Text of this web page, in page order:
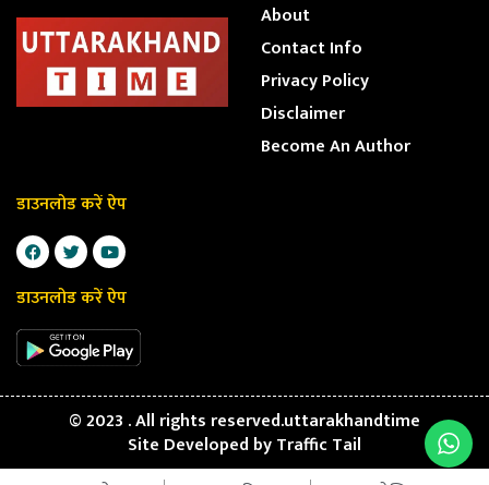
About
Contact Info
Privacy Policy
Disclaimer
Become An Author
डाउनलोड करें ऐप
डाउनलोड करें ऐप
© 2023 . All rights reserved.uttarakhandtime
Site Developed byTraffic Tail